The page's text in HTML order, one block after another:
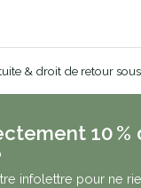
& droit de retour
10
infolettre pour ne